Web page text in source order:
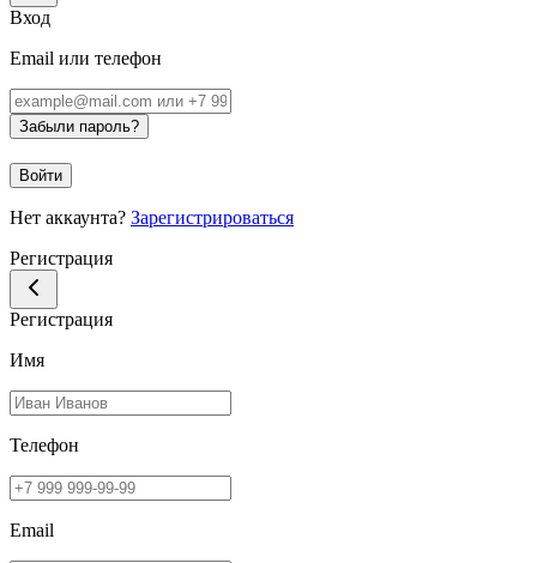
Вход
Email или телефон
Забыли пароль?
Войти
Нет аккаунта? Зарегистрироваться
Регистрация
Регистрация
Имя
Телефон
Email